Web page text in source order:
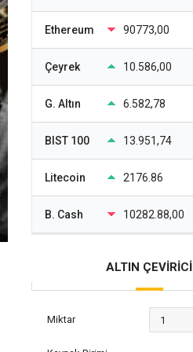
Ethereum 90773,00
Çeyrek 10.586,00
G. Altın 6.582,78
BIST 100 13.951,74
Litecoin 2176.86
B. Cash 10282.88,00
ALTIN ÇEVİRİCİ
Miktar